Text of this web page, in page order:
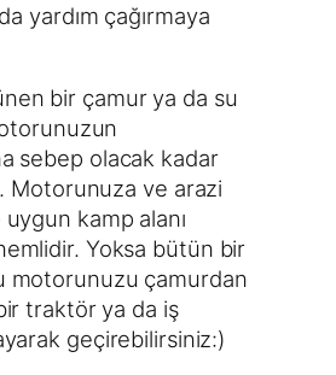
yardım çağırmaya
bir çamur ya da su
sebep olacak kadar
Motorunuza ve arazi
kamp alanı
Yoksa bütün bir
motorunuzu çamurdan
traktör ya da iş
geçirebilirsiniz:)